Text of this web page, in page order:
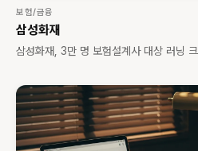
보험/금융
삼성화재
삼성화재, 3만 명 보험설계사 대상 러닝